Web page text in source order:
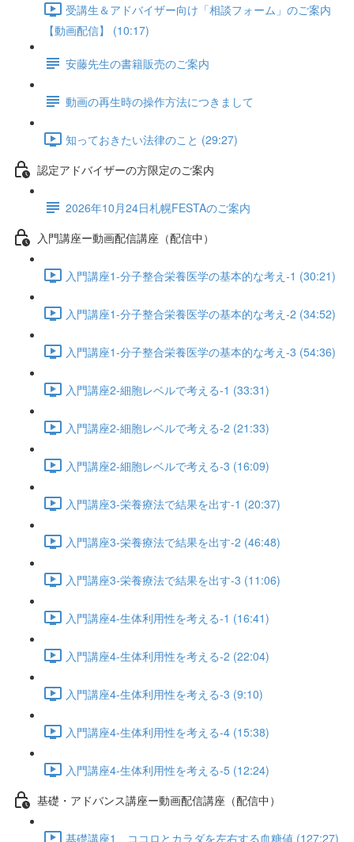
受講生＆アドバイザー向け「相談フォーム」のご案内
【動画配信】 (10:17)
安藤先生の書籍販売のご案内
動画の再生時の操作方法につきまして
知っておきたい法律のこと (29:27)
認定アドバイザーの方限定のご案内
2026年10月24日札幌FESTAのご案内
入門講座ー動画配信講座（配信中）
入門講座1-分子整合栄養医学の基本的な考え-1 (30:21)
入門講座1-分子整合栄養医学の基本的な考え-2 (34:52)
入門講座1-分子整合栄養医学の基本的な考え-3 (54:36)
入門講座2-細胞レベルで考える-1 (33:31)
入門講座2-細胞レベルで考える-2 (21:33)
入門講座2-細胞レベルで考える-3 (16:09)
入門講座3-栄養療法で結果を出す-1 (20:37)
入門講座3-栄養療法で結果を出す-2 (46:48)
入門講座3-栄養療法で結果を出す-3 (11:06)
入門講座4-生体利用性を考える-1 (16:41)
入門講座4-生体利用性を考える-2 (22:04)
入門講座4-生体利用性を考える-3 (9:10)
入門講座4-生体利用性を考える-4 (15:38)
入門講座4-生体利用性を考える-5 (12:24)
基礎・アドバンス講座ー動画配信講座（配信中）
基礎講座1 ココロとカラダを左右する血糖値 (127:27)